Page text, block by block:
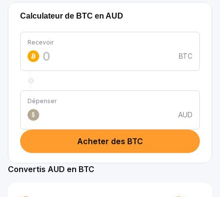
Calculateur de BTC en AUD
Recevoir
BTC
Dépenser
$
AUD
Acheter des BTC
Convertis AUD en BTC